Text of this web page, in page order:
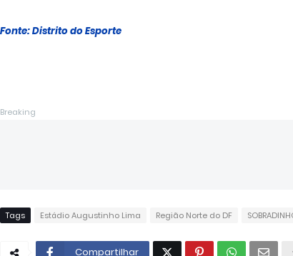
Fonte: Distrito do Esporte
Breaking
Tags Estádio Augustinho Lima Região Norte do DF
Compartilhar